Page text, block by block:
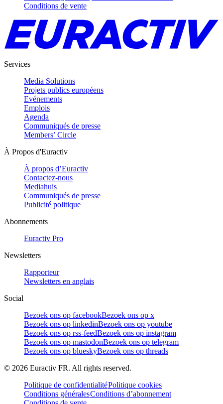
Conditions de vente
Services
Media Solutions
Projets publics européens
Evénements
Emplois
Agenda
Communiqués de presse
Members’ Circle
À Propos d'Euractiv
À propos d’Euractiv
Contactez-nous
Mediahuis
Communiqués de presse
Publicité politique
Abonnements
Euractiv Pro
Newsletters
Rapporteur
Newsletters en anglais
Social
Bezoek ons op facebookBezoek ons op x
Bezoek ons op linkedinBezoek ons op youtube
Bezoek ons op rss-feedBezoek ons op instagram
Bezoek ons op mastodonBezoek ons op telegram
Bezoek ons op blueskyBezoek ons op threads
© 2026 Euractiv FR. All rights reserved.
Politique de confidentialitéPolitique cookies
Conditions généralesConditions d’abonnement